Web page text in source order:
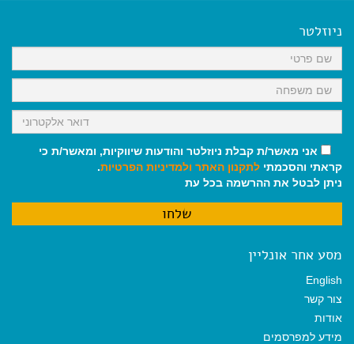
k
p
m
ניוזלטר
אני מאשר/ת קבלת ניוזלטר והודעות שיווקיות, ומאשר/ת כי
קראתי והסכמתי לתקנון האתר ולמדיניות הפרטיות.
ניתן לבטל את ההרשמה בכל עת
מסע אחר אונליין
English
צור קשר
אודות
מידע למפרסמים